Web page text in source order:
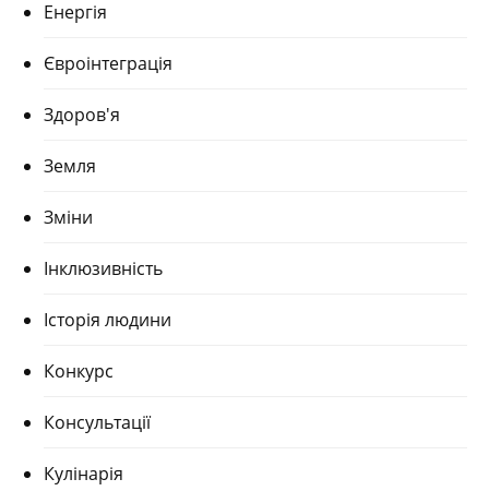
Енергія
Євроінтеграція
Здоров'я
Земля
Зміни
Інклюзивність
Історія людини
Конкурс
Консультації
Кулінарія